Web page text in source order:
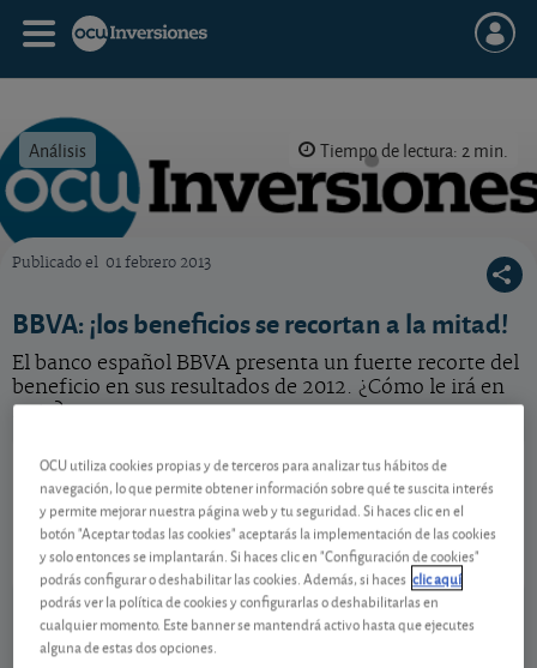
Análisis Tiempo de lectura: 2 min.
Publicado el 01 febrero 2013
BBVA: ¡los beneficios se recortan a la mitad!
El banco español BBVA presenta un fuerte recorte del
beneficio en sus resultados de 2012. ¿Cómo le irá en
2013?
BBVA
ES0113211835
07/08/2026 Madrid
24,60 EUR
0,01 EUR (0,04 %)
Ver detalladamente
Contenido reservado a SOCIOS
OCU utiliza cookies propias y de terceros para analizar tus hábitos de
navegación, lo que permite obtener información sobre qué te suscita interés
y permite mejorar nuestra página web y tu seguridad. Si haces clic en el
botón "Aceptar todas las cookies" aceptarás la implementación de las cookies
y solo entonces se implantarán. Si haces clic en "Configuración de cookies"
podrás configurar o deshabilitar las cookies. Además, si haces clic aquí
podrás ver la política de cookies y configurarlas o deshabilitarlas en
cualquier momento. Este banner se mantendrá activo hasta que ejecutes
alguna de estas dos opciones.